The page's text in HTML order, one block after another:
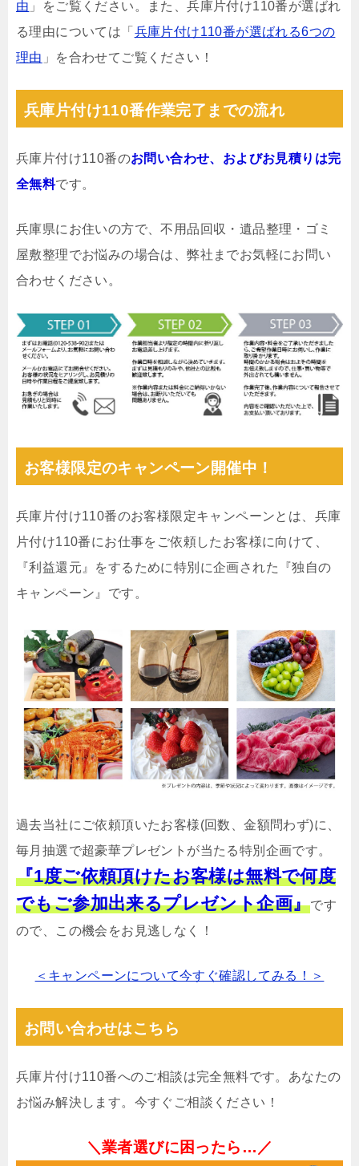
由 」をご覧ください。また、兵庫片付け110番が選ばれ
る理由については「 兵庫片付け110番が選ばれる6つの
理由 」を合わせてご覧ください！
兵庫片付け110番作業完了までの流れ
兵庫片付け110番のお問い合わせ、およびお見積りは完
全無料です。
兵庫県にお住いの方で、不用品回収・遺品整理・ゴミ
屋敷整理でお悩みの場合は、弊社までお気軽にお問い
合わせください。
お客様限定のキャンペーン開催中！
兵庫片付け110番のお客様限定キャンペーンとは、兵庫
片付け110番にお仕事をご依頼したお客様に向けて、
『利益還元』をするために特別に企画された『独自の
キャンペーン』です。
過去当社にご依頼頂いたお客様(回数、金額問わず)に、
毎月抽選で超豪華プレゼントが当たる特別企画です。
『1度ご依頼頂けたお客様は無料で何度
でもご参加出来るプレゼント企画』です
ので、この機会をお見逃しなく！
＜キャンペーンについて今すぐ確認してみる！＞
お問い合わせはこちら
兵庫片付け110番へのご相談は完全無料です。あなたの
お悩み解決します。今すぐご相談ください！
＼業者選びに困ったら…／